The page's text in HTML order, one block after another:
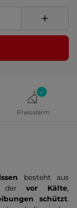
Preisalarm
besteht aus
dervor Kälte,
schützt.